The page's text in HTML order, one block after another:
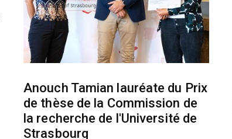
Anouch Tamian lauréate du Prix
de thèse de la Commission de
la recherche de l'Université de
Strasbourg